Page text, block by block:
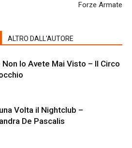
Forze Armate
ALTRO DALL'AUTORE
Non lo Avete Mai Visto – Il Circo
una Volta il Nightclub –
De Pascalis